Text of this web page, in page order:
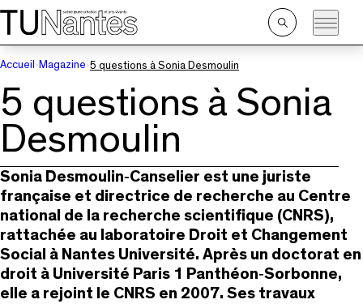
Passer directement à la navigation
Passer directement au contenu principal
Ouvrir
la
Accueil
Magazine 5 questions à Sonia Desmoulin
5 questions à Sonia
Desmoulin
Sonia Desmoulin‑Canselier est une juriste
française et directrice de recherche au Centre
national de la recherche scientifique (CNRS),
rattachée au laboratoire Droit et Changement
Social à Nantes Université. Après un doctorat en
droit à Université Paris 1 Panthéon‑Sorbonne,
elle a rejoint le CNRS en 2007. Ses travaux